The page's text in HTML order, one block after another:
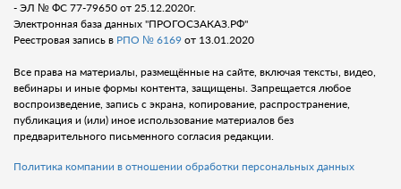
- ЭЛ № ФС 77-79650 от 25.12.2020г.
Электронная база данных "ПРОГОСЗАКАЗ.РФ"
Реестровая запись в РПО № 6169 от 13.01.2020
Все права на материалы, размещённые на сайте, включая тексты, видео,
вебинары и иные формы контента, защищены. Запрещается любое
воспроизведение, запись с экрана, копирование, распространение,
публикация и (или) иное использование материалов без
предварительного письменного согласия редакции.
Политика компании в отношении обработки персональных данных